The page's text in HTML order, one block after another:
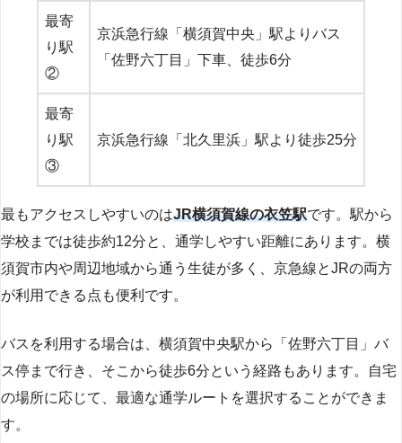
最寄
り駅
②
京浜急行線「横須賀中央」駅よりバス
「佐野六丁目」下車、徒歩6分
最寄
り駅
③
京浜急行線「北久里浜」駅より徒歩25分
最もアクセスしやすいのはJR横須賀線の衣笠駅です。駅から
学校までは徒歩約12分と、通学しやすい距離にあります。横
須賀市内や周辺地域から通う生徒が多く、京急線とJRの両方
が利用できる点も便利です。
バスを利用する場合は、横須賀中央駅から「佐野六丁目」バ
ス停まで行き、そこから徒歩6分という経路もあります。自宅
の場所に応じて、最適な通学ルートを選択することができま
す。